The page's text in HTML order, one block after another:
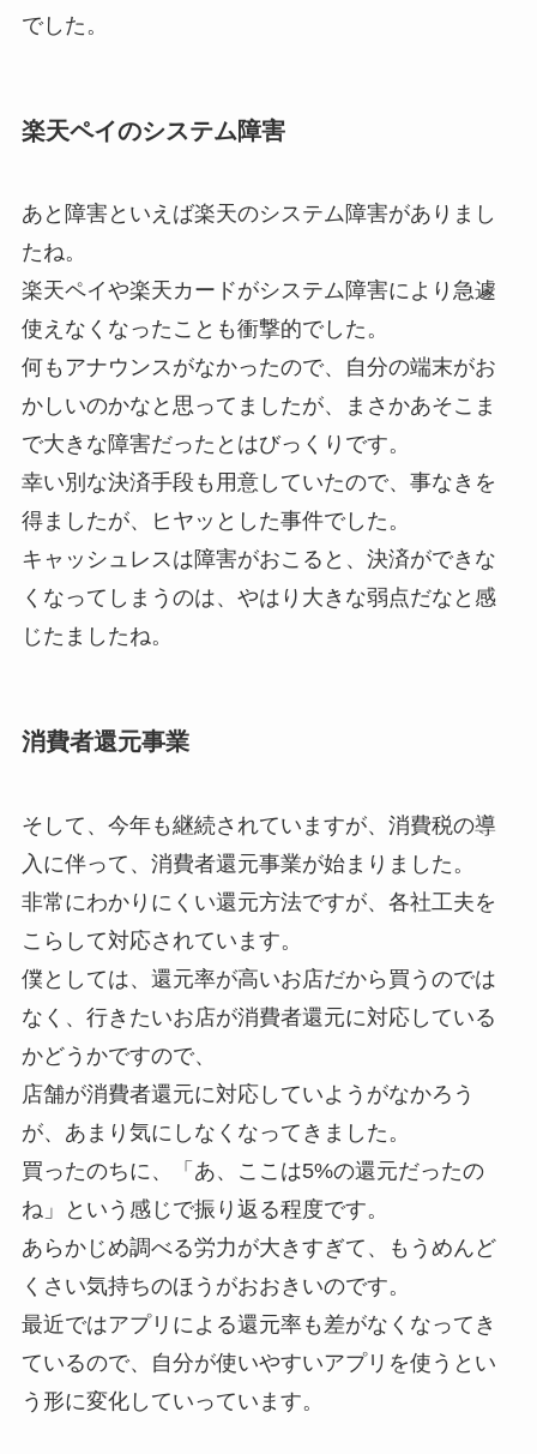
でした。
楽天ペイのシステム障害
あと障害といえば楽天のシステム障害がありまし
たね。
楽天ペイや楽天カードがシステム障害により急遽
使えなくなったことも衝撃的でした。
何もアナウンスがなかったので、自分の端末がお
かしいのかなと思ってましたが、まさかあそこま
で大きな障害だったとはびっくりです。
幸い別な決済手段も用意していたので、事なきを
得ましたが、ヒヤッとした事件でした。
キャッシュレスは障害がおこると、決済ができな
くなってしまうのは、やはり大きな弱点だなと感
じたましたね。
消費者還元事業
そして、今年も継続されていますが、消費税の導
入に伴って、消費者還元事業が始まりました。
非常にわかりにくい還元方法ですが、各社工夫を
こらして対応されています。
僕としては、還元率が高いお店だから買うのでは
なく、行きたいお店が消費者還元に対応している
かどうかですので、
店舗が消費者還元に対応していようがなかろう
が、あまり気にしなくなってきました。
買ったのちに、「あ、ここは5%の還元だったの
ね」という感じで振り返る程度です。
あらかじめ調べる労力が大きすぎて、もうめんど
くさい気持ちのほうがおおきいのです。
最近ではアプリによる還元率も差がなくなってき
ているので、自分が使いやすいアプリを使うとい
う形に変化していっています。